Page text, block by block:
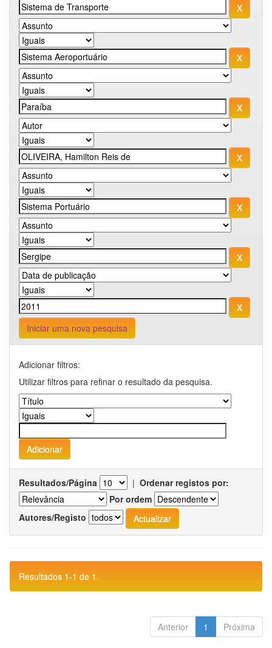
Iniciar uma nova pesquisa
Adicionar filtros:
Utilizar filtros para refinar o resultado da pesquisa.
Resultados/Página | Ordenar registos por:
Por ordem
Autores/Registo
Resultados 1-1 de 1.
Anterior 1 Próxima